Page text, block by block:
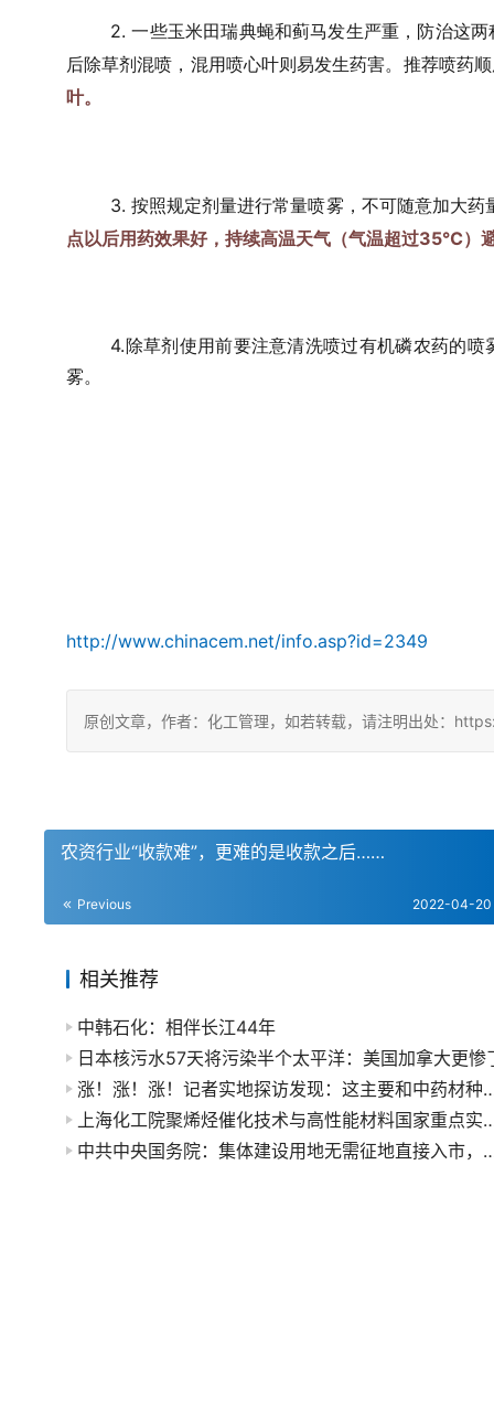
2. 一些玉米田瑞典蝇和蓟马发生严重，防治这
后除草剂混喷， 混用喷心叶则易发生药害。推荐喷药
叶。
3. 按照规定剂量进行常量喷雾， 不可随意加大药
点以后用药效果好， 持续高温天气（气温超过35℃）
4.除草剂使用前要注意清洗喷过有机磷农药的
雾。
http://www.chinacem.net/info.asp?id=2349
原创文章，作者：化工管理，如若转载，请注明出处：
农资行业“收款难”，更难的是收款之后……
Previous 2022-04-20
相关推荐
中韩石化：相伴长江44年
日本核污水57天将污染半个太平洋：美国加拿大更惨
涨！涨！涨！记者实地探访发
上海化工院聚烯烃催化技术与高性能材料
中共中央国务院：集体建设用地无需征